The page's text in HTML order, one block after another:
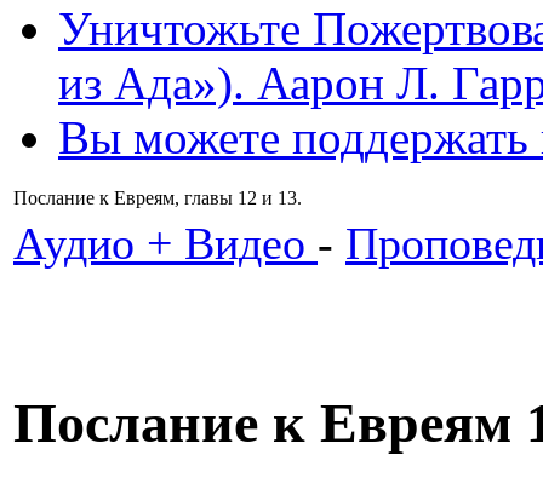
Уничтожьте
из Ада»). Аарон Л.
Вы можете
Послание к Евреям, главы 12 и 13.
Аудио + Видео -
Послание к Евреям